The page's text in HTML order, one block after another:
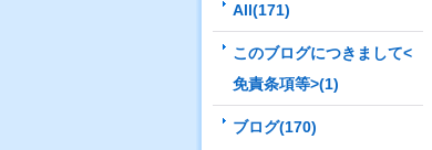
All(171)
このブログにつきまして<
免責条項等>(1)
ブログ(170)